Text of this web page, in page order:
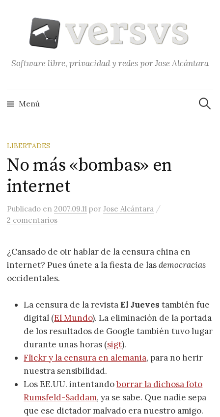
contenido
Software libre, privacidad y redes por Jose Alcántara
Menú
LIBERTADES
No más «bombas» en
internet
Publicado en2007.09.11 porJose Alcántara /
2 comentarios
¿Cansado de oir hablar de la censura china en
internet? Pues únete a la fiesta de lasdemocracias
occidentales.
La censura de la revistaEl Jueves también fue
digital (El Mundo). La eliminación de la portada
de los resultados de Google también tuvo lugar
durante unas horas (sigt).
Flickr y la censura en alemania, para no herir
nuestra sensibilidad.
Los EE.UU. intentandoborrar la dichosa foto
Rumsfeld-Saddam, ya se sabe. Que nadie sepa
que ese dictador malvado era nuestro amigo.